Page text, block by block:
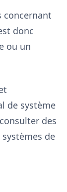
concernant
donc
ou un
de système
des
de